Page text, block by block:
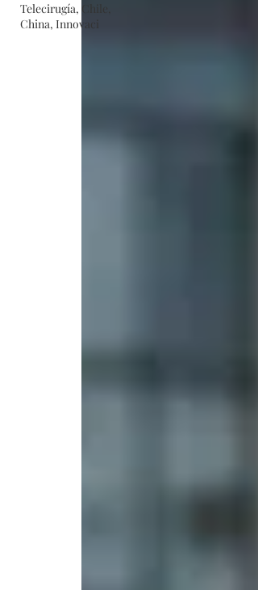
Telecirugía, Chile,
China, Innovaci